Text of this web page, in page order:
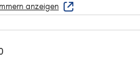
anzeigen